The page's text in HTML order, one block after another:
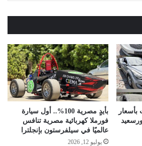
بأيدٍ مصرية 100%.. أول سيارة
فورملا كهربائية مصرية تنافس
عالميًا في سيلفرستون بإنجلترا
يوليو 12, 2026